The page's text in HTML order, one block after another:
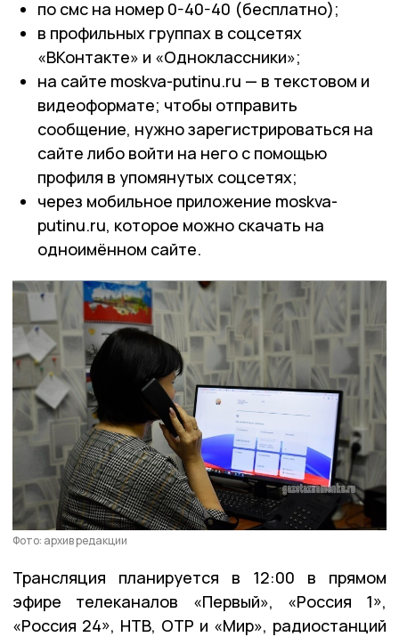
по смс на номер 0-40-40 (бесплатно);
в профильных группах в соцсетях
«ВКонтакте» и «Одноклассники»;
на сайте moskva-putinu.ru — в текстовом и
видеоформате; чтобы отправить
сообщение, нужно зарегистрироваться на
сайте либо войти на него с помощью
профиля в упомянутых соцсетях;
через мобильное приложение moskva-
putinu.ru, которое можно скачать на
одноимённом сайте.
Фото: архив редакции
Трансляция планируется в 12:00 в прямом
эфире телеканалов «Первый», «Россия 1»,
«Россия 24», НТВ, ОТР и «Мир», радиостанций